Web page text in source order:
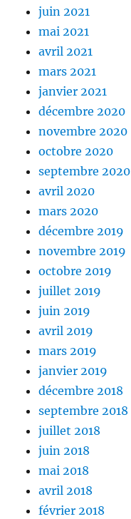
juin 2021
mai 2021
avril 2021
mars 2021
janvier 2021
décembre 2020
novembre 2020
octobre 2020
septembre 2020
avril 2020
mars 2020
décembre 2019
novembre 2019
octobre 2019
juillet 2019
juin 2019
avril 2019
mars 2019
janvier 2019
décembre 2018
septembre 2018
juillet 2018
juin 2018
mai 2018
avril 2018
février 2018